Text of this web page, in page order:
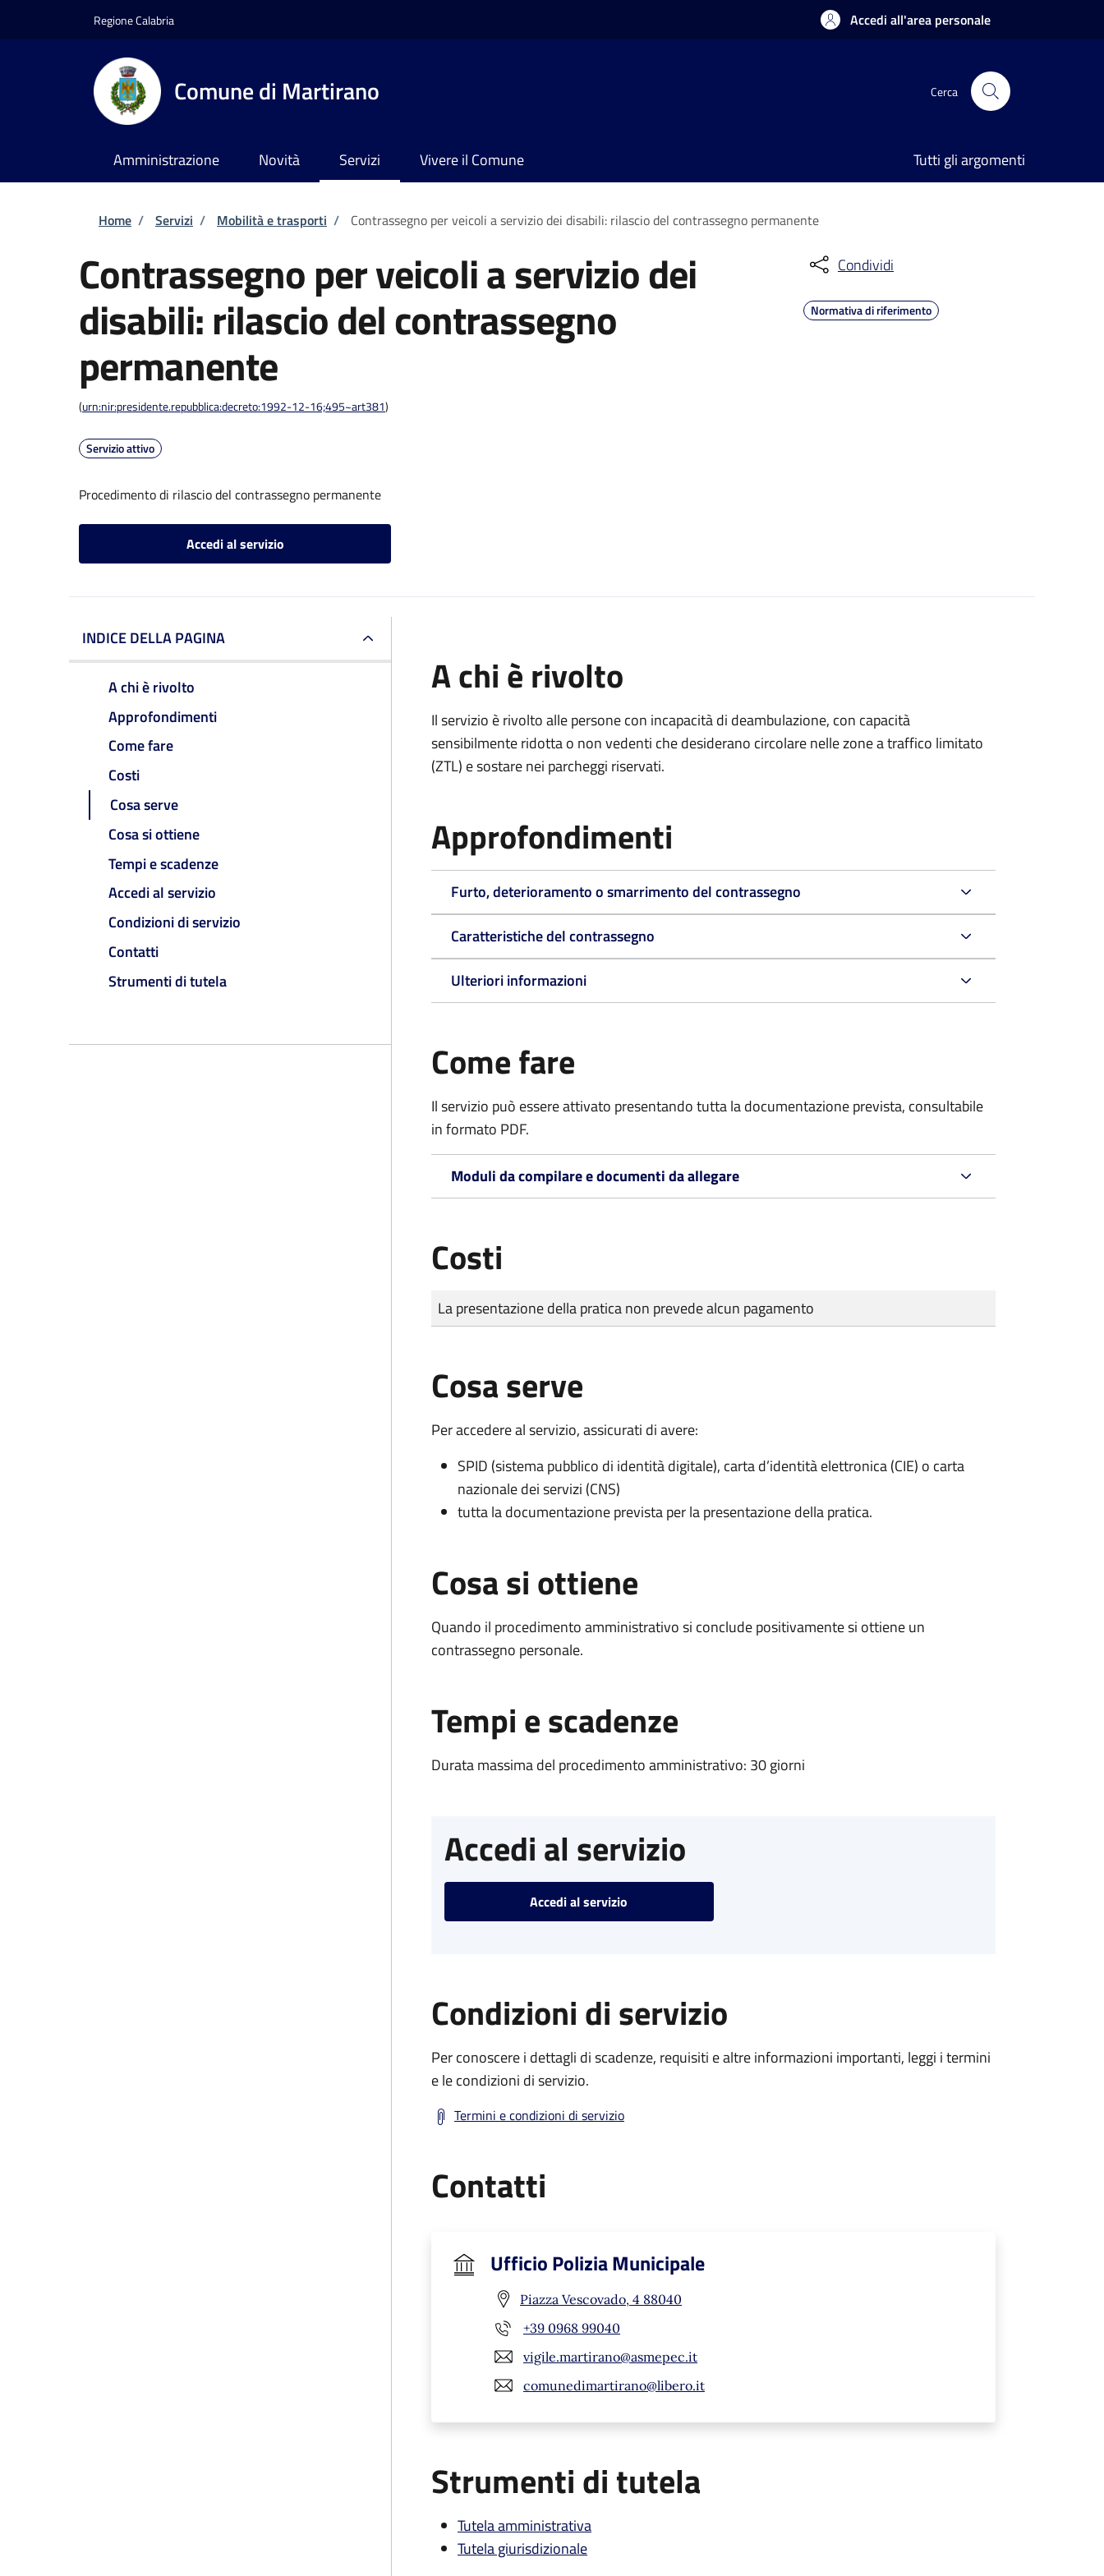
Regione Calabria Accedi all'area personale
Comune di Martirano Cerca
Amministrazione Novità Servizi Vivere il Comune Tutti gli argomenti
Briciole di pane
Home / Servizi / Mobilità e trasporti / Contrassegno per veicoli a servizio dei disabili: rilascio del contrassegno permanente
Contrassegno per veicoli a servizio dei
disabili: rilascio del contrassegno
permanente
(urn:nir:presidente.repubblica:decreto:1992-12-16;495~art381)
Servizio attivo
Procedimento di rilascio del contrassegno permanente
Accedi al servizio
Condividi
Normativa di riferimento
INDICE DELLA PAGINA
A chi è rivolto
Approfondimenti
Come fare
Costi
Cosa serve
Cosa si ottiene
Tempi e scadenze
Accedi al servizio
Condizioni di servizio
Contatti
Strumenti di tutela
A chi è rivolto
Il servizio è rivolto alle persone con incapacità di deambulazione, con capacità
sensibilmente ridotta o non vedenti che desiderano circolare nelle zone a traffico limitato
(ZTL) e sostare nei parcheggi riservati.
Approfondimenti
Furto, deterioramento o smarrimento del contrassegno
Caratteristiche del contrassegno
Ulteriori informazioni
Come fare
Il servizio può essere attivato presentando tutta la documentazione prevista, consultabile
in formato PDF.
Moduli da compilare e documenti da allegare
Costi
Tipo di pagamento
Importo
La presentazione della pratica non prevede alcun pagamento
Cosa serve
Per accedere al servizio, assicurati di avere:
SPID (sistema pubblico di identità digitale), carta d’identità elettronica (CIE) o carta
nazionale dei servizi (CNS)
tutta la documentazione prevista per la presentazione della pratica.
Cosa si ottiene
Quando il procedimento amministrativo si conclude positivamente si ottiene un
contrassegno personale.
Tempi e scadenze
Durata massima del procedimento amministrativo: 30 giorni
Accedi al servizio
Accedi al servizio
Condizioni di servizio
Per conoscere i dettagli di scadenze, requisiti e altre informazioni importanti, leggi i termini
e le condizioni di servizio.
Termini e condizioni di servizio
Contatti
Ufficio Polizia Municipale
Piazza Vescovado, 4 88040
+39 0968 99040
vigile.martirano@asmepec.it
comunedimartirano@libero.it
Strumenti di tutela
Tutela amministrativa
Tutela giurisdizionale